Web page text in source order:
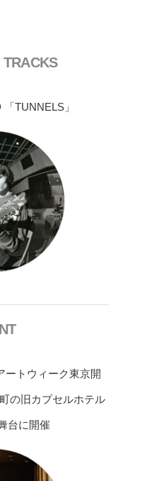
TRACKS
TUNNELS」
トウィーク東京開
の旧カプセルホテル
台に開催